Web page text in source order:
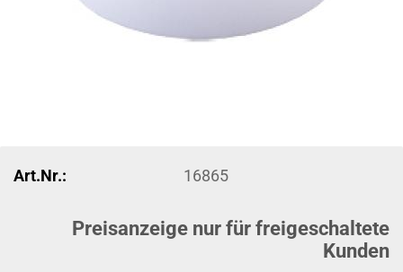
Art.Nr.: 16865
Preisanzeige nur für freigeschaltete
Kunden